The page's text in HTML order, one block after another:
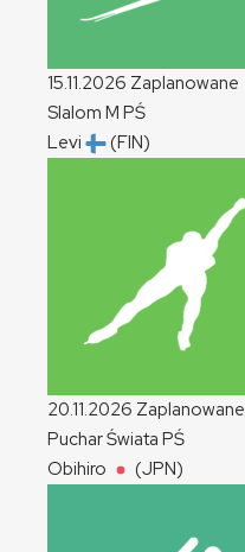
15.11.2026 Zaplanowane
Slalom M PŚ
Levi
(FIN)
20.11.2026 Zaplanowane
Puchar Świata PŚ
Obihiro
(JPN)